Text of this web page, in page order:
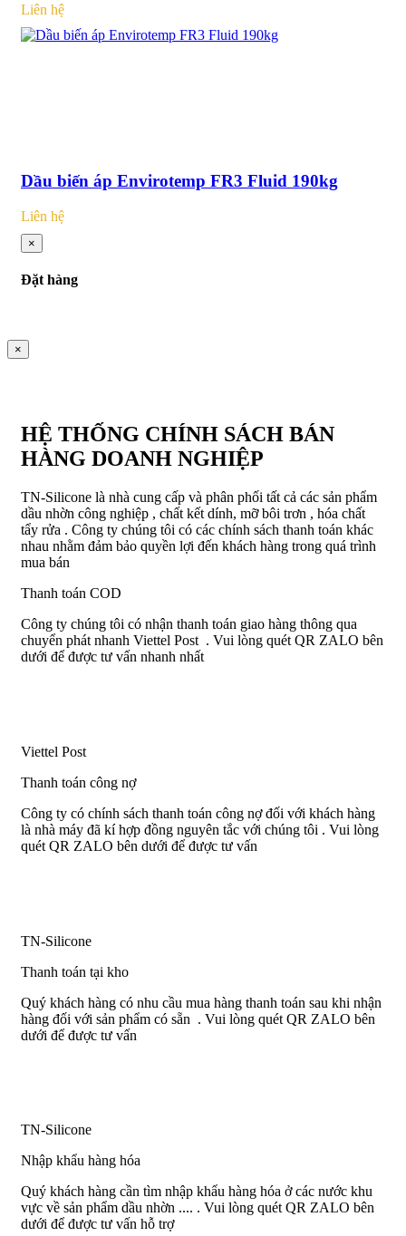
Liên hệ
Dầu biến áp Envirotemp FR3 Fluid 190kg
Liên hệ
×
Đặt hàng
×
HỆ THỐNG CHÍNH SÁCH BÁN
HÀNG DOANH NGHIỆP
TN-Silicone là nhà cung cấp và phân phối tất cả các sản phẩm
dầu nhờn công nghiệp , chất kết dính, mỡ bôi trơn , hóa chất
tẩy rửa . Công ty chúng tôi có các chính sách thanh toán khác
nhau nhằm đảm bảo quyền lợi đến khách hàng trong quá trình
mua bán
Thanh toán COD
Công ty chúng tôi có nhận thanh toán giao hàng thông qua
chuyển phát nhanh Viettel Post . Vui lòng quét QR ZALO bên
dưới để được tư vấn nhanh nhất
Viettel Post
Thanh toán công nợ
Công ty có chính sách thanh toán công nợ đối với khách hàng
là nhà máy đã kí hợp đồng nguyên tắc với chúng tôi . Vui lòng
quét QR ZALO bên dưới để được tư vấn
TN-Silicone
Thanh toán tại kho
Quý khách hàng có nhu cầu mua hàng thanh toán sau khi nhận
hàng đối với sản phẩm có sẵn . Vui lòng quét QR ZALO bên
dưới để được tư vấn
TN-Silicone
Nhập khẩu hàng hóa
Quý khách hàng cần tìm nhập khẩu hàng hóa ở các nước khu
vực về sản phẩm dầu nhờn .... . Vui lòng quét QR ZALO bên
dưới để được tư vấn hỗ trợ